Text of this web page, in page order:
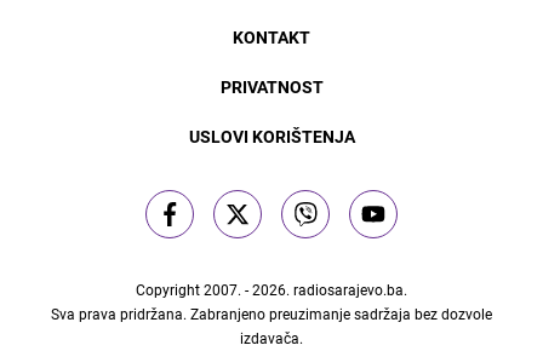
KONTAKT
PRIVATNOST
USLOVI KORIŠTENJA
Copyright 2007. - 2026. radiosarajevo.ba.
Sva prava pridržana. Zabranjeno preuzimanje sadržaja bez dozvole
izdavača.